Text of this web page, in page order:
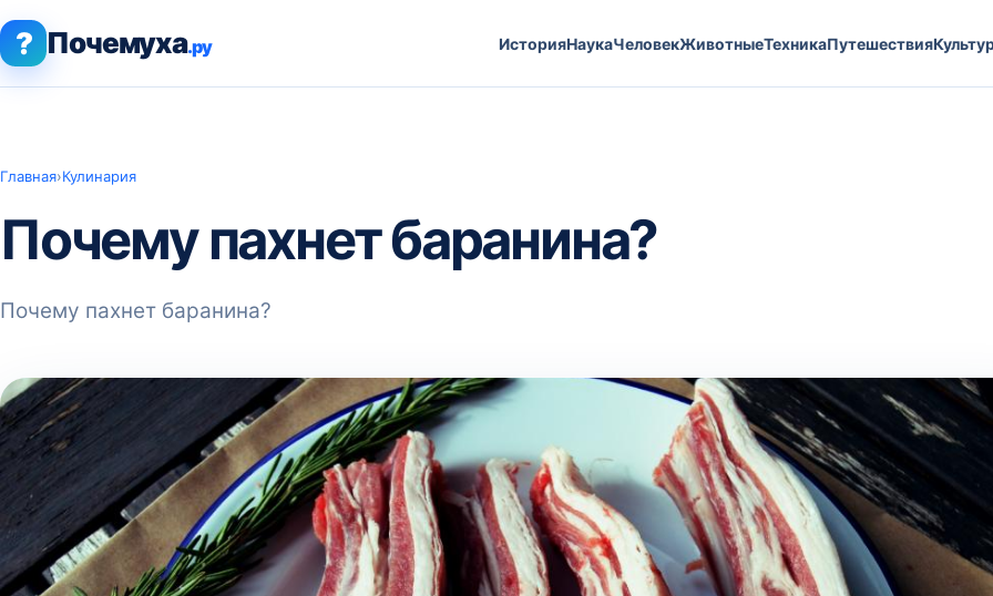
? Почемуха.ру ИсторияНаукаЧеловекЖивотныеТехникаПутешествия
Главная›Кулинария
Почему пахнет баранина?
Почему пахнет баранина?